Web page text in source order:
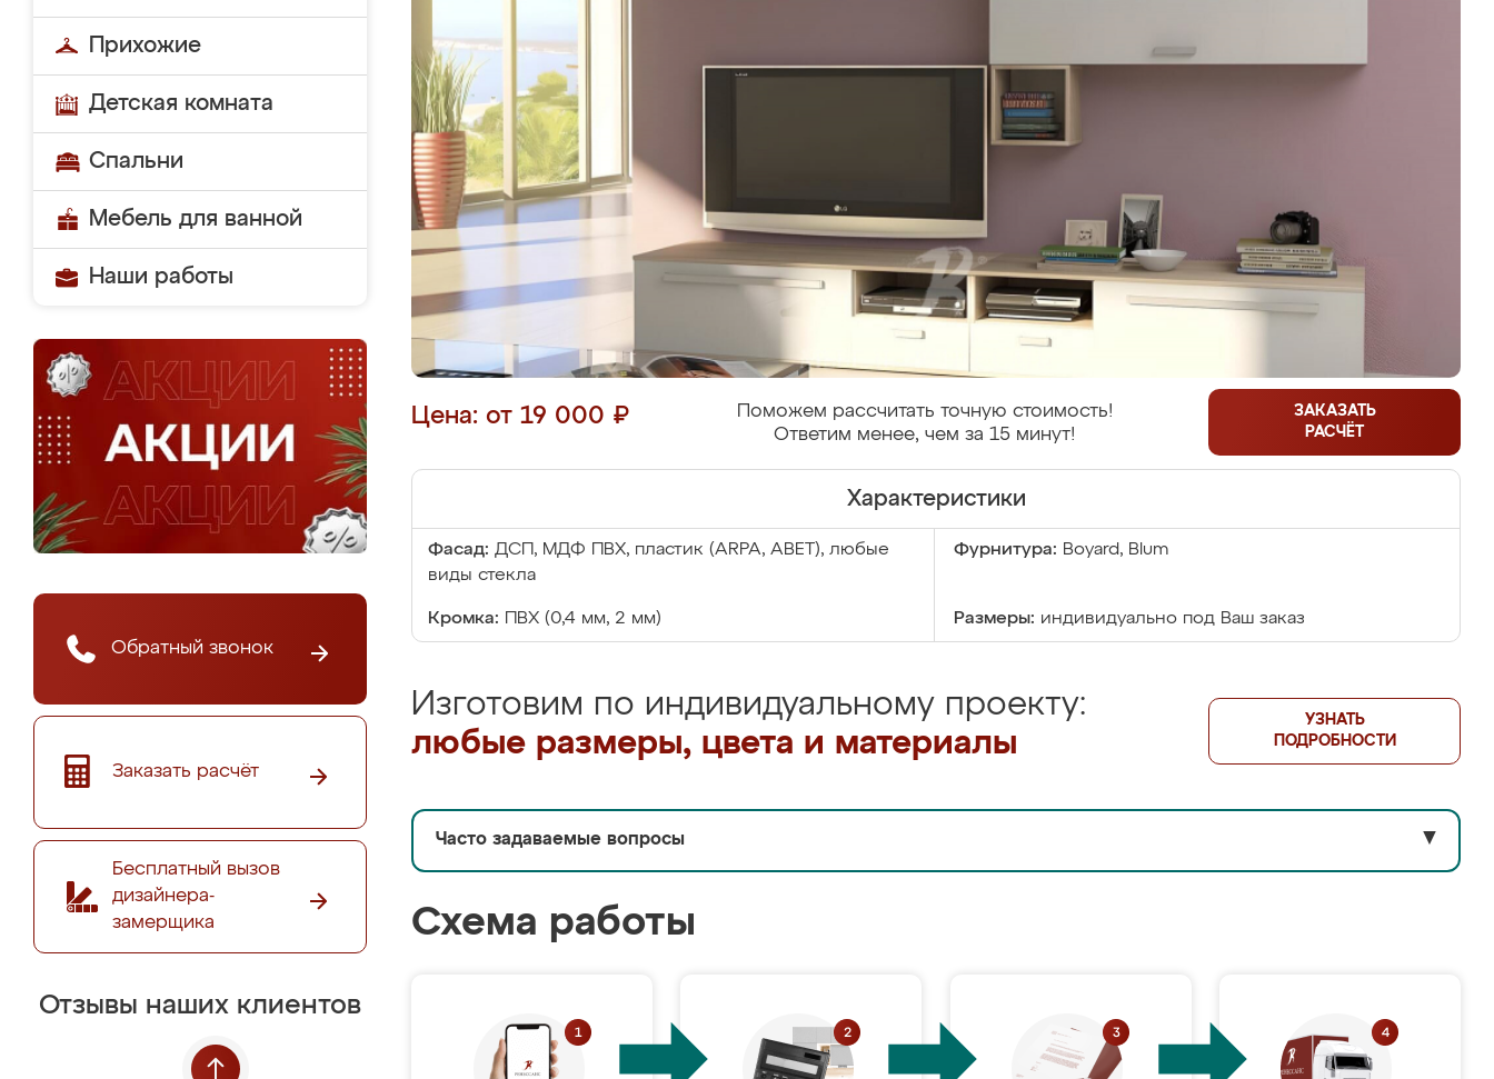
Прихожие
Детская комната
Спальни
Мебель для ванной
Наши работы
Обратный звонок
Заказать расчёт
Бесплатный вызов
дизайнера-
замерщика
Отзывы наших клиентов
Цена: от 19 000 ₽
Поможем рассчитать точную стоимость!
Ответим менее, чем за 15 минут!
ЗАКАЗАТЬ
РАСЧЁТ
Характеристики
Фасад: ДСП, МДФ ПВХ, пластик (ARPA, ABET), любые
виды стекла
Фурнитура: Boyard, Blum
Кромка: ПВХ (0,4 мм, 2 мм) Размеры: индивидуально под Ваш заказ
Изготовим по индивидуальному проекту:
любые размеры, цвета и материалы
УЗНАТЬ
ПОДРОБНОСТИ
Часто задаваемые вопросы ▼
Схема работы